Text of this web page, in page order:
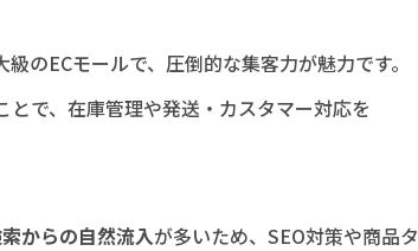
級のECモールで、圧倒的な集客力が魅力です。
で、在庫管理や発送・カスタマー対応を
からの自然流入が多いため、SEO対策や商品タ